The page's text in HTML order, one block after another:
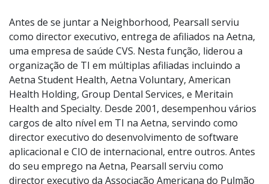
Antes de se juntar a Neighborhood, Pearsall serviu
como director executivo, entrega de afiliados na Aetna,
uma empresa de saúde CVS. Nesta função, liderou a
organização de TI em múltiplas afiliadas incluindo a
Aetna Student Health, Aetna Voluntary, American
Health Holding, Group Dental Services, e Meritain
Health and Specialty. Desde 2001, desempenhou vários
cargos de alto nível em TI na Aetna, servindo como
director executivo do desenvolvimento de software
aplicacional e CIO de internacional, entre outros. Antes
do seu emprego na Aetna, Pearsall serviu como
director executivo da Associação Americana do Pulmão